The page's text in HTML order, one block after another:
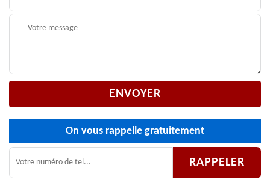
On vous rappelle gratuitement